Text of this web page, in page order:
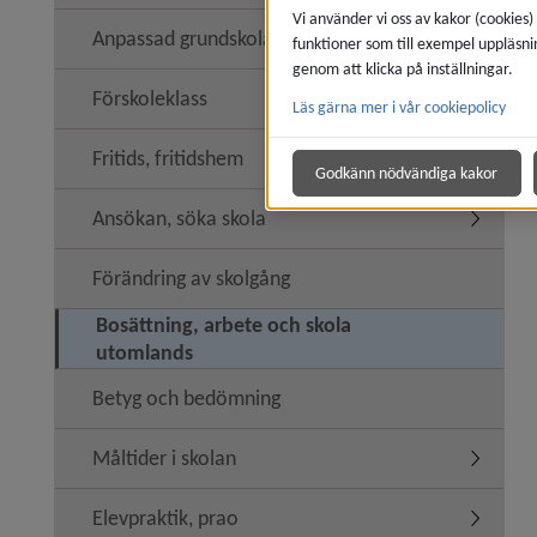
Anpassad grundskola
Förskoleklass
Fritids, fritidshem
Ansökan, söka skola
Förändring av skolgång
Bosättning, arbete och skola
utomlands
Betyg och bedömning
Måltider i skolan
Elevpraktik, prao
Vi använder vi oss av kakor
funktioner som till exempel
genom att klicka på inställningar.
Läs gärna mer i vår cookiepolicy
Godkänn nödvändiga kakor